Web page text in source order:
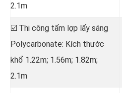
2.1m
☑️ Thi công tấm lợp lấy sáng
Polycarbonate: Kích thước
khổ 1.22m; 1.56m; 1.82m;
2.1m